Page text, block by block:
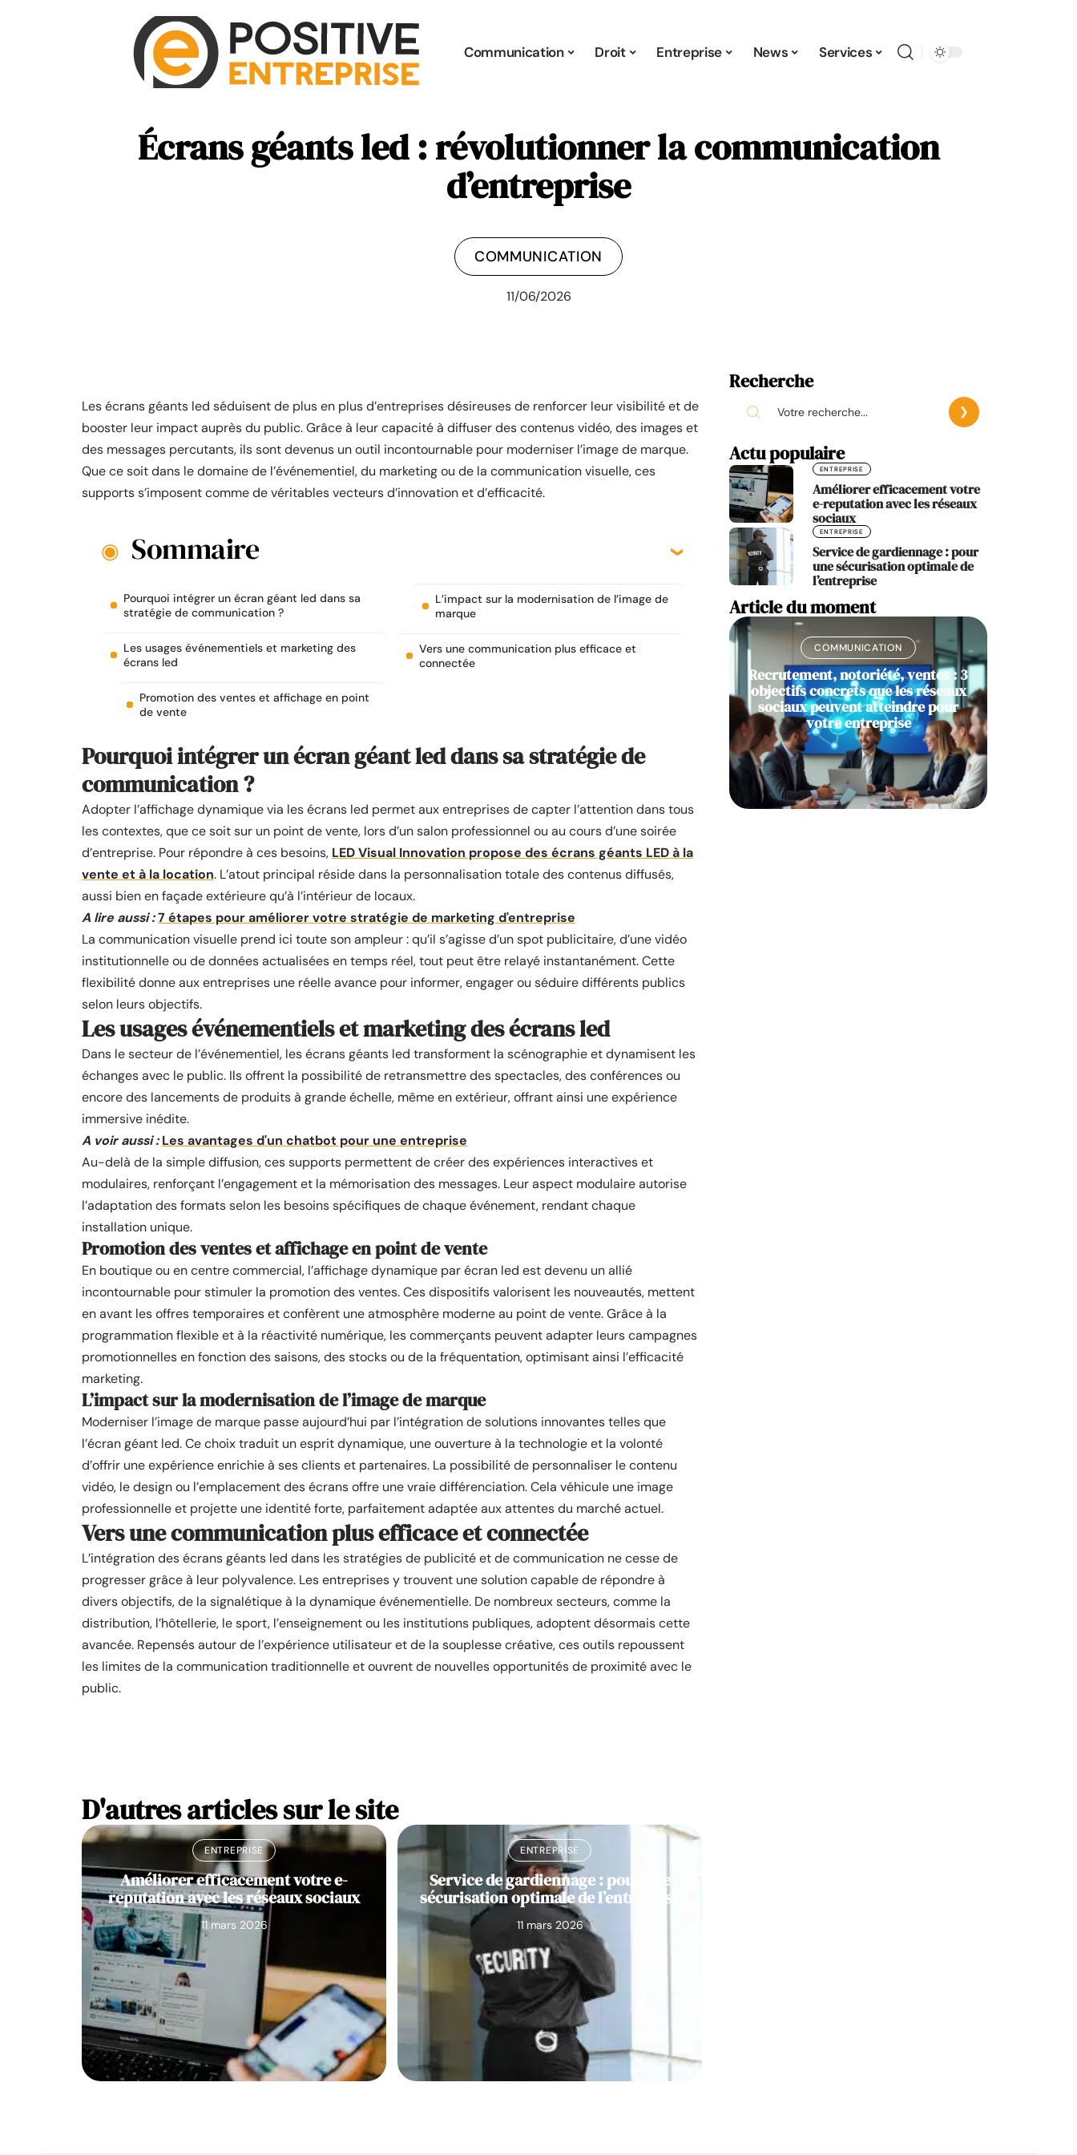
Communication Droit Entreprise News Services
Écrans géants led : révolutionner la communication
d’entreprise
COMMUNICATION
11/06/2026
Les écrans géants led séduisent de plus en plus d’entreprises désireuses de renforcer leur visibilité et de
booster leur impact auprès du public. Grâce à leur capacité à diffuser des contenus vidéo, des images et
des messages percutants, ils sont devenus un outil incontournable pour moderniser l’image de marque.
Que ce soit dans le domaine de l’événementiel, du marketing ou de la communication visuelle, ces
supports s’imposent comme de véritables vecteurs d’innovation et d’efficacité.
Sommaire
Pourquoi intégrer un écran géant led dans sa
stratégie de communication ?
Les usages événementiels et marketing des
écrans led
Promotion des ventes et affichage en point
de vente
L’impact sur la modernisation de l’image de
marque
Vers une communication plus efficace et
connectée
Pourquoi intégrer un écran géant led dans sa stratégie de
communication ?
Adopter l’affichage dynamique via les écrans led permet aux entreprises de capter l’attention dans tous
les contextes, que ce soit sur un point de vente, lors d’un salon professionnel ou au cours d’une soirée
d’entreprise. Pour répondre à ces besoins, LED Visual Innovation propose des écrans géants LED à la
vente et à la location. L’atout principal réside dans la personnalisation totale des contenus diffusés,
aussi bien en façade extérieure qu’à l’intérieur de locaux.
A lire aussi :7 étapes pour améliorer votre stratégie de marketing d'entreprise
La communication visuelle prend ici toute son ampleur : qu’il s’agisse d’un spot publicitaire, d’une vidéo
institutionnelle ou de données actualisées en temps réel, tout peut être relayé instantanément. Cette
flexibilité donne aux entreprises une réelle avance pour informer, engager ou séduire différents publics
selon leurs objectifs.
Les usages événementiels et marketing des écrans led
Dans le secteur de l’événementiel, les écrans géants led transforment la scénographie et dynamisent les
échanges avec le public. Ils offrent la possibilité de retransmettre des spectacles, des conférences ou
encore des lancements de produits à grande échelle, même en extérieur, offrant ainsi une expérience
immersive inédite.
A voir aussi : Les avantages d'un chatbot pour une entreprise
Au-delà de la simple diffusion, ces supports permettent de créer des expériences interactives et
modulaires, renforçant l’engagement et la mémorisation des messages. Leur aspect modulaire autorise
l’adaptation des formats selon les besoins spécifiques de chaque événement, rendant chaque
installation unique.
Promotion des ventes et affichage en point de vente
En boutique ou en centre commercial, l’affichage dynamique par écran led est devenu un allié
incontournable pour stimuler la promotion des ventes. Ces dispositifs valorisent les nouveautés, mettent
en avant les offres temporaires et confèrent une atmosphère moderne au point de vente. Grâce à la
programmation flexible et à la réactivité numérique, les commerçants peuvent adapter leurs campagnes
promotionnelles en fonction des saisons, des stocks ou de la fréquentation, optimisant ainsi l’efficacité
marketing.
L’impact sur la modernisation de l’image de marque
Moderniser l’image de marque passe aujourd’hui par l’intégration de solutions innovantes telles que
l’écran géant led. Ce choix traduit un esprit dynamique, une ouverture à la technologie et la volonté
d’offrir une expérience enrichie à ses clients et partenaires. La possibilité de personnaliser le contenu
vidéo, le design ou l’emplacement des écrans offre une vraie différenciation. Cela véhicule une image
professionnelle et projette une identité forte, parfaitement adaptée aux attentes du marché actuel.
Vers une communication plus efficace et connectée
L’intégration des écrans géants led dans les stratégies de publicité et de communication ne cesse de
progresser grâce à leur polyvalence. Les entreprises y trouvent une solution capable de répondre à
divers objectifs, de la signalétique à la dynamique événementielle. De nombreux secteurs, comme la
distribution, l’hôtellerie, le sport, l’enseignement ou les institutions publiques, adoptent désormais cette
avancée. Repensés autour de l’expérience utilisateur et de la souplesse créative, ces outils repoussent
les limites de la communication traditionnelle et ouvrent de nouvelles opportunités de proximité avec le
public.
D'autres articles sur le site
ENTREPRISE
Améliorer efficacement votre e-
reputation avec les réseaux sociaux
11 mars 2026
ENTREPRISE
Service de gardiennage : pour une
sécurisation optimale de l’entreprise
11 mars 2026
Recherche
Actu populaire
ENTREPRISE
Améliorer efficacement votre
e-reputation avec les réseaux
sociaux
ENTREPRISE
Service de gardiennage : pour
une sécurisation optimale de
l’entreprise
Article du moment
COMMUNICATION
Recrutement, notoriété, ventes : 3
objectifs concrets que les réseaux
sociaux peuvent atteindre pour
votre entreprise